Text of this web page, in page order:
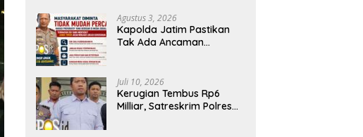
Agustus 3, 2026
Kapolda Jatim Pastikan
Tak Ada Ancaman
Percaya Hoaks
Juli 10, 2026
Kerugian Tembus Rp6
Milliar, Satreskrim Polres